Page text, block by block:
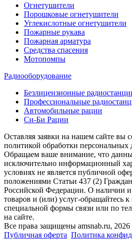
Огнетушители
Порошковые огнетушители
Углекислотные огнетушители
Пожарные рукава
Пожарная арматура
Средства спасения
Мотопомпы
Радиооборудование
Безлицензионные
Профессиональные
Автомобильные рации
Си-Би Рации
Оставляя заявки на нашем сайте вы
политикой обработки персональных
Обращаем ваше внимание, что
исключительно информационный
условиях не является публичной
положениями Статьи 437 (2)
Российской Федерации. О наличии
товаров и (или) услуг-обращайтесь
специальной формы связи или по
на сайте.
Все права защищены amsnab.ru,
Публичная оферта Политика